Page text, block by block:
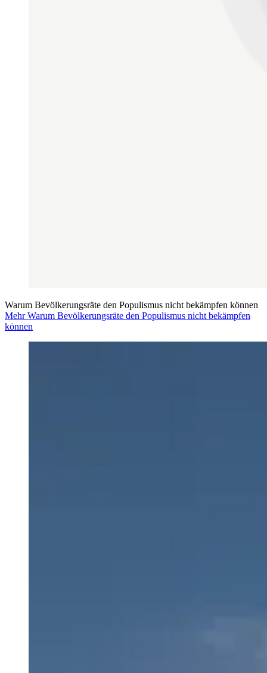
Warum Bevölkerungsräte den Populismus nicht bekämpfen können
Mehr Warum Bevölkerungsräte den Populismus nicht bekämpfen
können